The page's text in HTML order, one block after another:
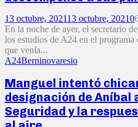
13 octubre, 202113 octubre, 20210
En la noche de ayer, el secretario
los estudios de A24 en el
que venía...
A24Berninovaresio
Manguel intentó
designación de Aníbal
Seguridad y la